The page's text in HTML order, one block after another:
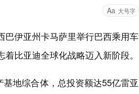
Aa 大号字
巴伊亚州卡马萨里举行巴西乘用车
比亚迪全球化战略迈入新阶段。
地综合体，总投资额达55亿雷亚